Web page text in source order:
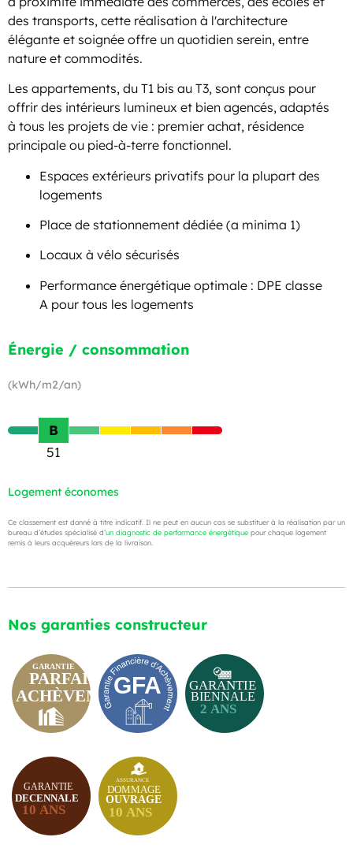
des transports, cette réalisation à l'architecture
élégante et soignée offre un quotidien serein, entre
nature et commodités.
Les appartements, du T1 bis au T3, sont conçus pour
offrir des intérieurs lumineux et bien agencés, adaptés
à tous les projets de vie : premier achat, résidence
principale ou pied-à-terre fonctionnel.
Espaces extérieurs privatifs pour la plupart des
logements
Place de stationnement dédiée (a minima 1)
Locaux à vélo sécurisés
Performance énergétique optimale : DPE classe
A pour tous les logements
Énergie / consommation
(kWh/m2/an)
B
51
Logement économes
Ce classement est donné à titre indicatif. Il ne peut en aucun cas se substituer à la réalisation par un
bureau d’études spécialisé d’un diagnostic de performance énergétique pour chaque logement
remis à leurs acquéreurs lors de la livraison.
Nos garanties constructeur